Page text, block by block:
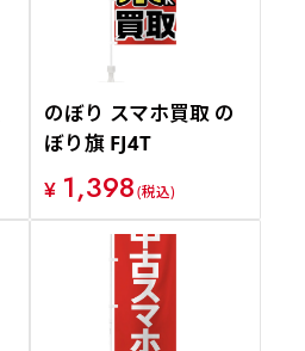
のぼり スマホ買取 の
ぼり旗 FJ4T
¥ 1,398(税込)